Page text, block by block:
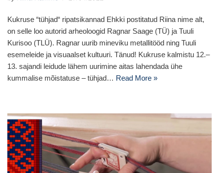
Kukruse “tühjad“ ripatsikannad Ehkki postitatud Riina nime alt,
on selle loo autorid arheoloogid Ragnar Saage (TÜ) ja Tuuli
Kurisoo (TLÜ). Ragnar uurib mineviku metallitööd ning Tuuli
esemeleide ja visuaalset kultuuri. Tänud! Kukruse kalmistu 12.–
13. sajandi leidude lähem uurimine aitas lahendada ühe
kummalise mõistatuse – tühjad… Read More »